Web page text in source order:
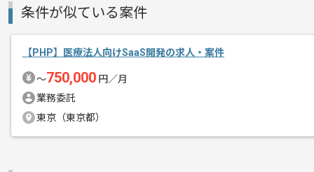
精算基準時間
その他募集要項
条件が似ている案件
【PHP】医療法人向けSaaS開発の求人・案件
〜750,000 円／月
業務委託
東京（東京都）